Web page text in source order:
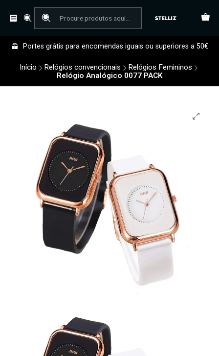
Portes grátis para encomendas iguais ou superiores a 50€
Início Relógios convencionais
Relógios Femininos
Relógio Analógico 0077 PACK